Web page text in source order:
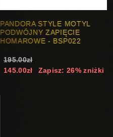
PANDORA STYLE MOTYL
PODWÓJNY ZAPIĘCIE
HOMAROWE - BSP022
195.00zł
145.00zł
Zapisz: 26% zniżki